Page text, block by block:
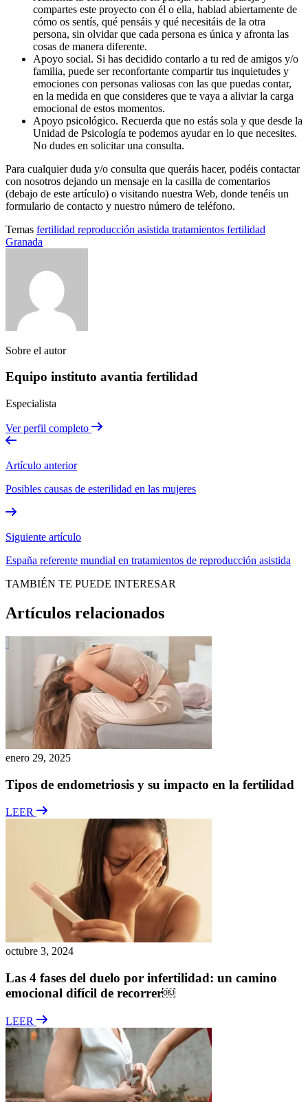
compartes este proyecto con él o ella, hablad abiertamente de
cómo os sentís, qué pensáis y qué necesitáis de la otra
persona, sin olvidar que cada persona es única y afronta las
cosas de manera diferente.
Apoyo social. Si has decidido contarlo a tu red de amigos y/o
familia, puede ser reconfortante compartir tus inquietudes y
emociones con personas valiosas con las que puedas contar,
en la medida en que consideres que te vaya a aliviar la carga
emocional de estos momentos.
Apoyo psicológico. Recuerda que no estás sola y que desde la
Unidad de Psicología te podemos ayudar en lo que necesites.
No dudes en solicitar una consulta.
Para cualquier duda y/o consulta que queráis hacer, podéis contactar
con nosotros dejando un mensaje en la casilla de comentarios
(debajo de este artículo) o visitando nuestra Web, donde tenéis un
formulario de contacto y nuestro número de teléfono.
Temas fertilidad reproducción asistida tratamientos fertilidad
Granada
Sobre el autor
Equipo instituto avantia fertilidad
Especialista
Ver perfil completo
Artículo anterior
Posibles causas de esterilidad en las mujeres
Siguiente artículo
España referente mundial en tratamientos de reproducción asistida
TAMBIÉN TE PUEDE INTERESAR
Artículos relacionados
enero 29, 2025
Tipos de endometriosis y su impacto en la fertilidad
LEER
octubre 3, 2024
Las 4 fases del duelo por infertilidad: un camino
emocional difícil de recorrer￼
LEER